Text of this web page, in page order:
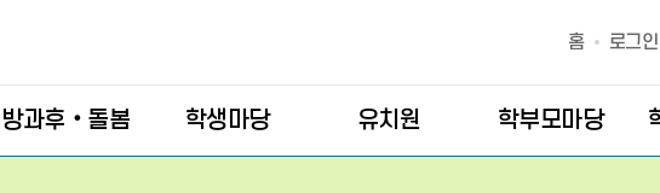
홈 로그인
방과후‧돌봄 학생마당 유치원 학부모마당